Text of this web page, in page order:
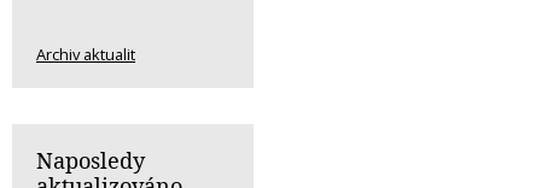
Archiv aktualit
Naposledy